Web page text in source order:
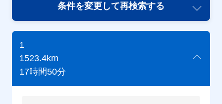
条件を変更して再検索する
1
1523.4km
17時間50分